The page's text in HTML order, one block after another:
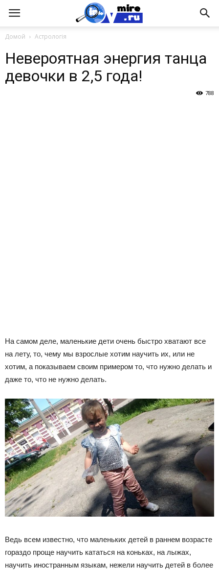
Домой Астрологія
Невероятная энергия танца
девочки в 2,5 года!
788
На самом деле, маленькие дети очень быстро хватают все
на лету, то, чему мы взрослые хотим научить их, или не
хотим, а показываем своим примером то, что нужно делать и
даже то, что не нужно делать.
Ведь всем известно, что маленьких детей в раннем возрасте
гораздо проще научить кататься на коньках, на лыжах,
научить иностранным языкам, нежели научить детей в более